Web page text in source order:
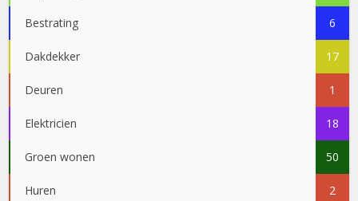
Bestrating 6
Dakdekker 17
Deuren 1
Elektricien 18
Groen wonen 50
Huren 2